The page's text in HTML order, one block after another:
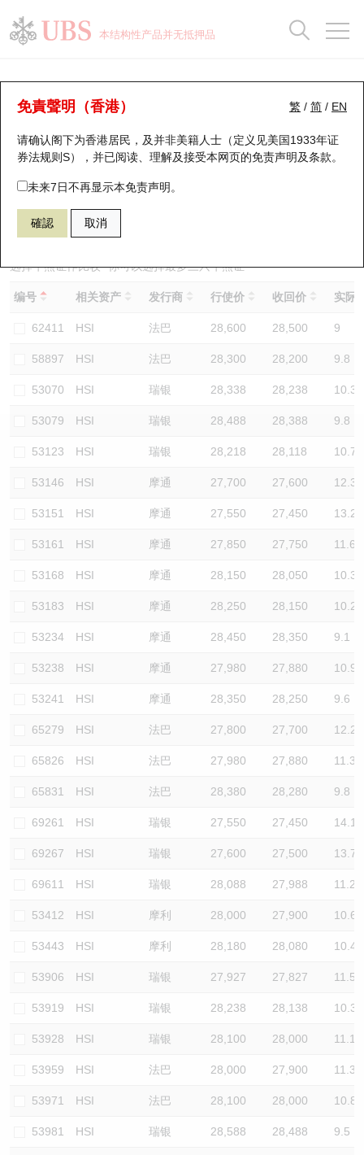
本结构性产品并无抵押品
繁 / 简 / EN
免責聲明（香港）
请确认阁下为香港居民，及并非美籍人士（定义见美国1933年证
券法规则S），并已阅读、理解及接受本网页的免责声明及条款。
未来7日不再显示本免责声明。
確認 取消
牛熊证分析仪
表现 街货统计 比较
65321 瑞银熊证 HSI 恒生指数
选择牛熊证作比较 *你可以选择最多三只牛熊证
编号 相关资产 发行商 行使价 收回价 实际
62411 HSI 法巴 28,600 28,500 9
58897 HSI 法巴 28,300 28,200 9.8
53070 HSI 瑞银 28,338 28,238 10.3
53079 HSI 瑞银 28,488 28,388 9.8
53123 HSI 瑞银 28,218 28,118 10.7
53146 HSI 摩通 27,700 27,600 12.3
53151 HSI 摩通 27,550 27,450 13.2
53161 HSI 摩通 27,850 27,750 11.6
53168 HSI 摩通 28,150 28,050 10.3
53183 HSI 摩通 28,250 28,150 10.2
53234 HSI 摩通 28,450 28,350 9.1
53238 HSI 摩通 27,980 27,880 10.9
53241 HSI 摩通 28,350 28,250 9.6
65279 HSI 法巴 27,800 27,700 12.2
65826 HSI 法巴 27,980 27,880 11.3
65831 HSI 法巴 28,380 28,280 9.8
69261 HSI 瑞银 27,550 27,450 14.1
69267 HSI 瑞银 27,600 27,500 13.7
69611 HSI 瑞银 28,088 27,988 11.2
53412 HSI 摩利 28,000 27,900 10.6
53443 HSI 摩利 28,180 28,080 10.4
53906 HSI 瑞银 27,927 27,827 11.5
53919 HSI 瑞银 28,238 28,138 10.3
53928 HSI 瑞银 28,100 28,000 11.1
53959 HSI 法巴 28,000 27,900 11.3
53971 HSI 法巴 28,100 28,000 10.8
53981 HSI 瑞银 28,588 28,488 9.5
瑞银认股证一览
新发行瑞银认股证
即将到期认股证
认股证到期结算价查找
认股证分析仪
认股证速算机
认股证/牛熊证日志
认股证文件及公告
街货统计
比较
牛熊全景快搜
牛熊证搜寻
牛熊证街货分布图
正股牛熊证列表
新发行瑞银牛熊证
已收回牛熊证剩余价值
牛熊证到期结算价查找
牛熊证分析仪
牛熊证文件及公告
牛熊证文件及公告 (瑞信)
街货统计
比较
十大升幅/跌幅
十大认股证成交分布
十天股证占大市成交
资金流
街货统计
三十大平均引伸波幅
正股分析仪
二十大活跃股份
恒指成份股
国指成份股
科指成份股
相关资产沽空
中资ETFs溢价比较
AH 股价对照
ADR
收市竞价变化
持股比重
显示所有持股比重
每月轮证大市专题
轮证专栏
讲座及教育短片
认股证投资者教育
牛熊证投资者教育
认股证牛熊证常问问题